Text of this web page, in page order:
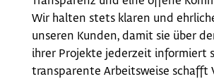
Wir halten stets klaren und
unseren Kunden, damit sie über
ihrer Projekte jederzeit informiert
transparente Arbeitsweise schafft